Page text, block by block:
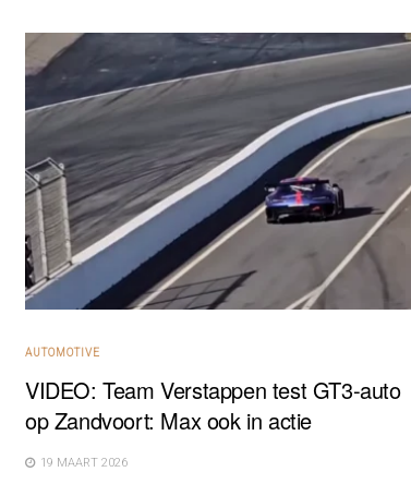
AUTOMOTIVE
VIDEO: Team Verstappen test GT3-auto
op Zandvoort: Max ook in actie
19 MAART 2026